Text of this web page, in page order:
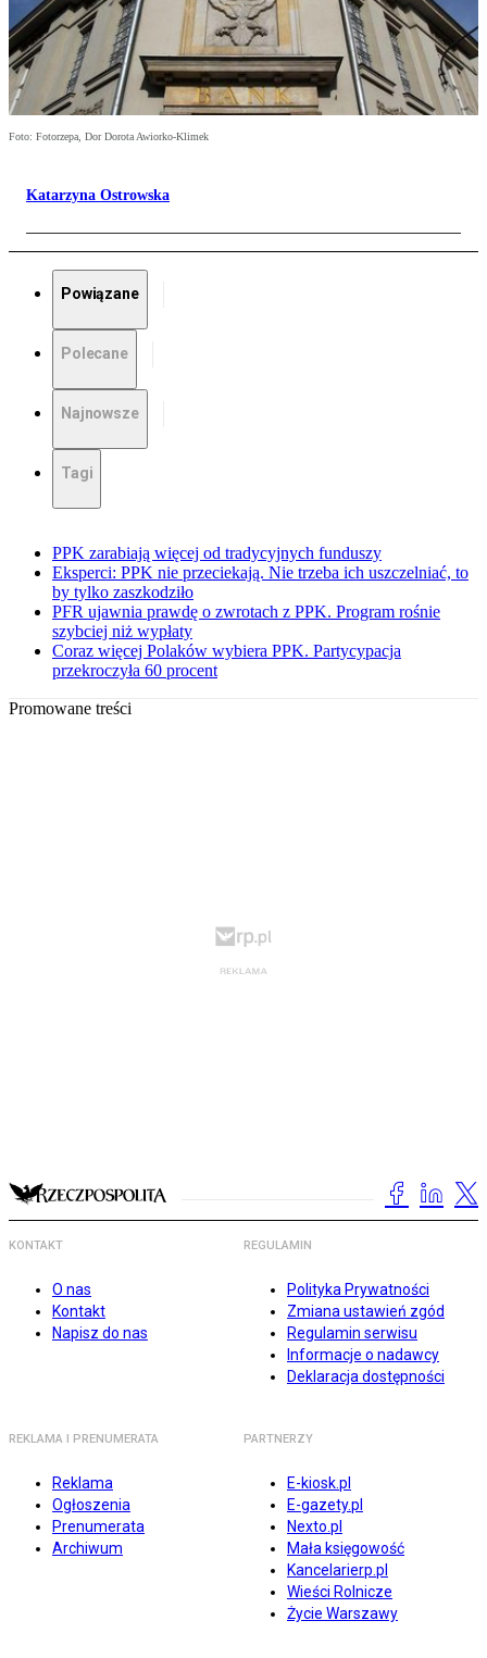
Foto: Fotorzepa, Dor Dorota Awiorko-Klimek
Katarzyna Ostrowska
Powiązane
Polecane
Najnowsze
Tagi
PPK zarabiają więcej od tradycyjnych funduszy
Eksperci: PPK nie przeciekają. Nie trzeba ich uszczelniać, to
by tylko zaszkodziło
PFR ujawnia prawdę o zwrotach z PPK. Program rośnie
szybciej niż wypłaty
Coraz więcej Polaków wybiera PPK. Partycypacja
przekroczyła 60 procent
Promowane treści
KONTAKT
O nas
Kontakt
Napisz do nas
REGULAMIN
Polityka Prywatności
Zmiana ustawień zgód
Regulamin serwisu
Informacje o nadawcy
Deklaracja dostępności
REKLAMA I PRENUMERATA
Reklama
Ogłoszenia
Prenumerata
Archiwum
PARTNERZY
E-kiosk.pl
E-gazety.pl
Nexto.pl
Mała księgowość
Kancelarierp.pl
Wieści Rolnicze
Życie Warszawy